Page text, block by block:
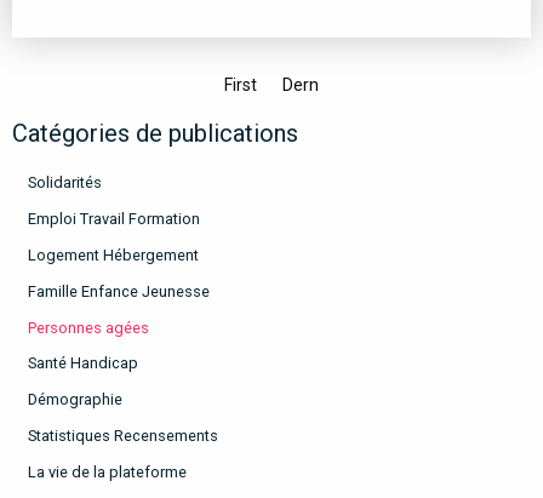
First Dern
Catégories de publications
Solidarités
Emploi Travail Formation
Logement Hébergement
Famille Enfance Jeunesse
Personnes agées
Santé Handicap
Démographie
Statistiques Recensements
La vie de la plateforme